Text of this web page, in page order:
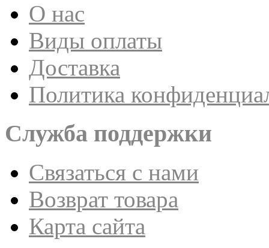
О нас
Виды оплаты
Доставка
Политика
Служба поддержки
Связаться с нами
Возврат товара
Карта сайта